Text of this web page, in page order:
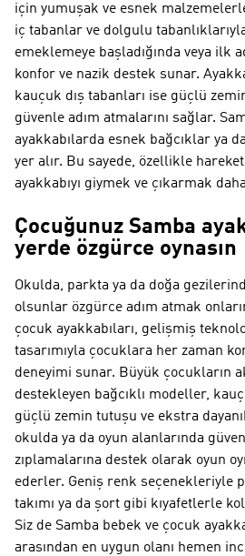
için yumuşak ve esnek
iç tabanlar ve dolgulu
emeklemeye başladığında veya ilk
konfor ve nazik destek sunar.
kauçuk dış tabanları ise güçlü
güvenle adım atmalarını sağlar.
ayakkabılarda esnek bağcıklar ya
yer alır. Bu sayede, özellikle
ayakkabıyı giymek ve çıkarmak
Çocuğunuz Samba
yerde özgürce oynasın
Okulda, parkta ya da doğa
olsunlar özgürce adım atmak
çocuk ayakkabıları, gelişmiş
tasarımıyla çocuklara her zaman
deneyimi sunar. Büyük çocukların
destekleyen bağcıklı modeller,
güçlü zemin tutuşu ve ekstra
okulda ya da oyun alanlarında
zıplamalarına destek olarak oyun
ederler. Geniş renk seçenekleriyle
takımı ya da şort gibi kıyafetlerle
Siz de Samba bebek ve çocuk
arasından en uygun olanı hemen